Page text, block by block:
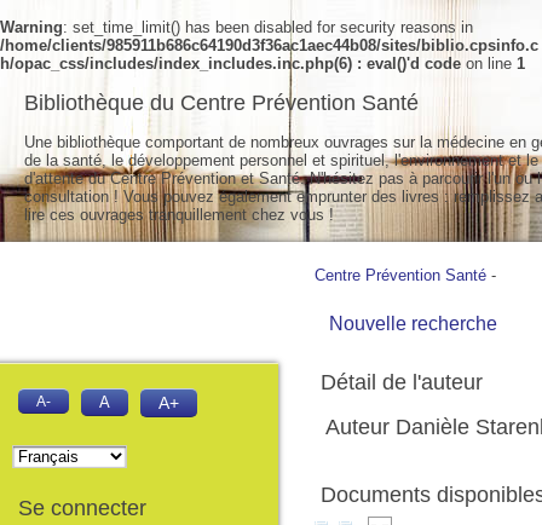
Warning: set_time_limit() has been disabled for security reasons in
/home/clients/985911b686c64190d3f36ac1aec44b08/sites/biblio.cpsinfo.c
h/opac_css/includes/index_includes.inc.php(6) : eval()'d code on line 1
Centre Prévention Santé -
Nouvelle recherche
Détail de l'auteur
Auteur Danièle
Documents
Bibliothèque du Centre Prévention Santé
Une bibliothèque comportant de nombreux ouvrages sur la médecine en
de la santé, le développement personnel et spirituel, l'environnement et
d'attente du Centre Prévention et Santé. N'hésitez pas à parcourir l'un
consultation ! Vous pouvez également emprunter des livres : remplissez
lire ces ouvrages tranquillement chez vous !
A- A A+
Se connecter